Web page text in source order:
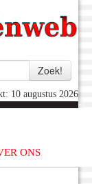
10 augustus 2026
ONS